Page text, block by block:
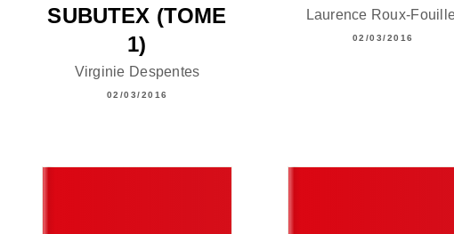
SUBUTEX (TOME
1)
Virginie Despentes
02/03/2016
Laurence Roux-
02/03/2016